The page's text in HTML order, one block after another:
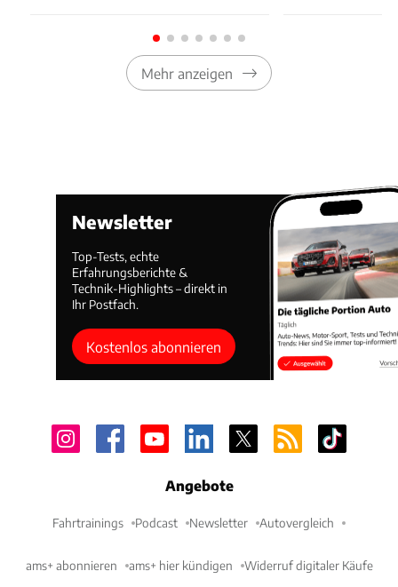
Mehr anzeigen
Newsletter
Top-Tests, echte
Erfahrungsberichte &
Technik-Highlights – direkt in
Ihr Postfach.
Kostenlos abonnieren
Angebote
Fahrtrainings Podcast Newsletter Autovergleich
ams+ abonnieren ams+ hier kündigen Widerruf digitaler Käufe